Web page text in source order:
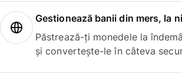
Gestionează banii din mers, la
Păstrează-ți monedele la
și convertește-le în câteva